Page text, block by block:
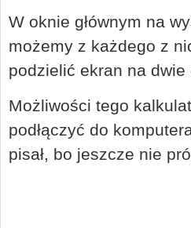
W oknie głównym na
możemy z każdego z
podzielić ekran na
Możliwości tego
podłączyć do
pisał, bo jeszcze nie